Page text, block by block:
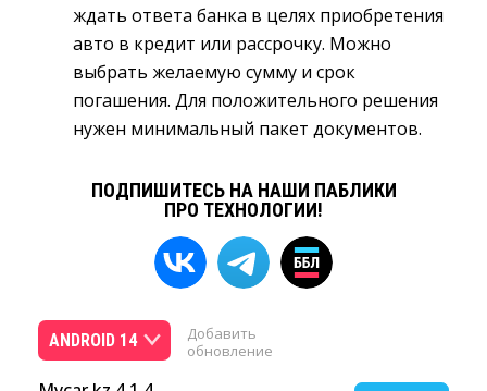
ждать ответа банка в целях приобретения
авто в кредит или рассрочку. Можно
выбрать желаемую сумму и срок
погашения. Для положительного решения
нужен минимальный пакет документов.
ПОДПИШИТЕСЬ НА НАШИ ПАБЛИКИ
ПРО ТЕХНОЛОГИИ!
ANDROID 14
Добавить
обновление